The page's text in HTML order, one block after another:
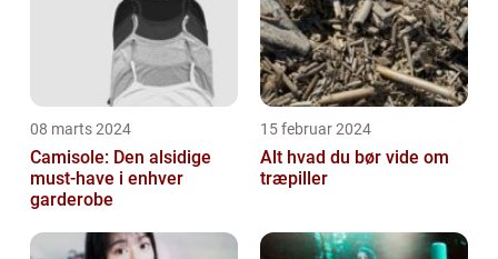
08 marts 2024
Camisole: Den alsidige
must-have i enhver
garderobe
15 februar 2024
Alt hvad du bør vide om
træpiller